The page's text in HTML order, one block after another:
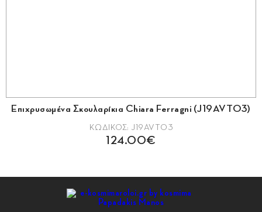
Επιχρυσωμένα Σκουλαρίκια Chiara Ferragni (J19AVT03)
ΚΩΔΙΚΟΣ: J19AVT03
124.00€